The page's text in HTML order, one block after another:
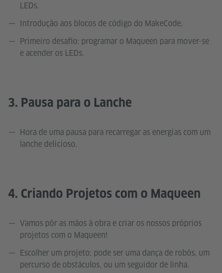
LEDs.
Introdução aos blocos de código do MakeCode.
Primeiro desafio: programar o Maqueen para mover-se
e acender os LEDs.
3. Pausa para o Lanche
Hora de uma pausa para recarregar as energias com um
lanche delicioso.
4. Criando Projetos com o Maqueen
Vamos pôr as mãos à obra e criar os nossos próprios
projetos com o Maqueen!
Escolher um projeto: pode ser uma dança de robôs, um
percurso de obstáculos, ou um seguidor de linha.